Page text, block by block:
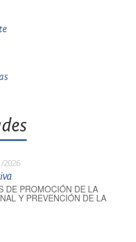
2026
DE PROMOCIÓN DE LA
Y PREVENCIÓN DE LA